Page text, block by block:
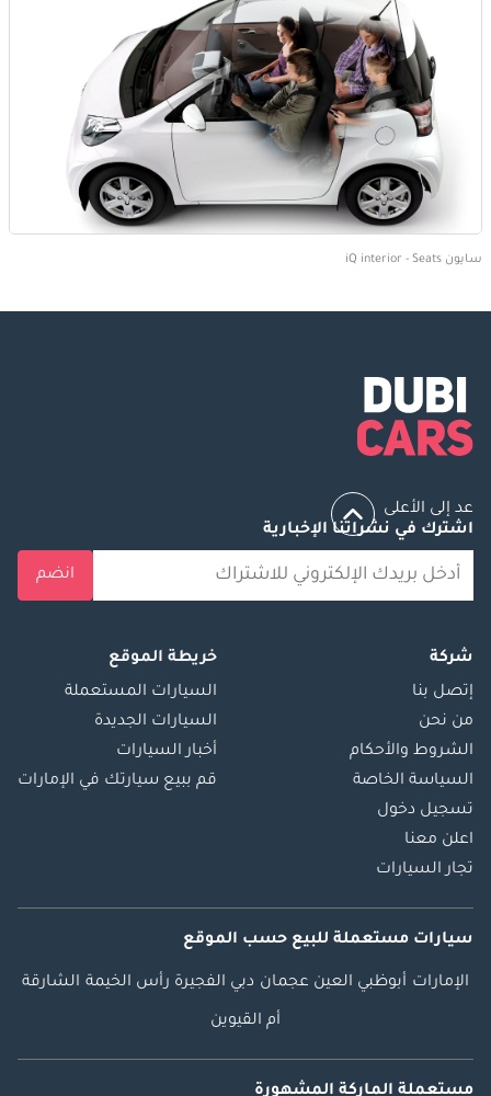
سايون iQ interior - Seats
عد إلى الأعلى
اشترك في نشراتنا الإخبارية
انضم
شركة
إتصل بنا
من نحن
الشروط والأحكام
السياسة الخاصة
تسجيل دخول
اعلن معنا
تجار السيارات
خريطة الموقع
السيارات المستعملة
السيارات الجديدة
أخبار السيارات
قم ببيع سيارتك في الإمارات
سيارات مستعملة للبيع حسب الموقع
الإمارات أبوظبي العين عجمان دبي الفجيرة رأس الخيمة الشارقة
أم القيوين
مستعملة الماركة المشهورة